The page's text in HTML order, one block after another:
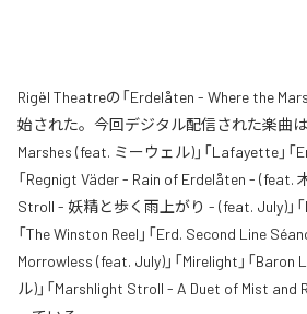
Rigël Theatreの「Erdelåten - Where the
始された。今回デジタル配信された楽曲は
Marshes (feat. ミーウェル)」「Lafayette」「
「Regnigt Väder - Rain of Erdelåten - (feat.
Stroll - 妖精と歩く雨上がり - (feat. July)」「
「The Winston Reel」「Erd. Second Line
Morrowless (feat. July)」「Mirelight」「
ル)」「Marshlight Stroll - A Duet of Mist and